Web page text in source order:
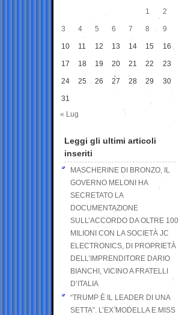
1
2
3 4 5 6 7 8 9
10 11 12 13 14 15 16
17 18 19 20 21 22 23
24 25 26 27 28 29 30
31
« Lug
Leggi gli ultimi articoli
inseriti
MASCHERINE DI BRONZO, IL
GOVERNO MELONI HA
SECRETATO LA
DOCUMENTAZIONE
SULL’ACCORDO DA OLTRE 100
MILIONI CON LA SOCIETÀ JC
ELECTRONICS, DI PROPRIETÀ
DELL’IMPRENDITORE DARIO
BIANCHI, VICINO A FRATELLI
D’ITALIA
“TRUMP È IL LEADER DI UNA
SETTA”. L’EX MODELLA E MISS